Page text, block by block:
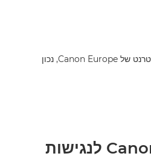
הצהרת נגישות עבור אתר האינטרנט של Canon Europe, נכון